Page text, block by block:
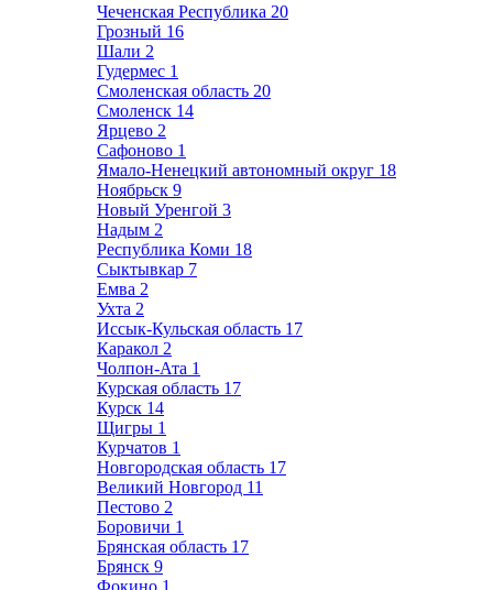
Чеченская Республика 20
Грозный 16
Шали 2
Гудермес 1
Смоленская область 20
Смоленск 14
Ярцево 2
Сафоново 1
Ямало-Ненецкий автономный округ 18
Ноябрьск 9
Новый Уренгой 3
Надым 2
Республика Коми 18
Сыктывкар 7
Емва 2
Ухта 2
Иссык-Кульская область 17
Каракол 2
Чолпон-Ата 1
Курская область 17
Курск 14
Щигры 1
Курчатов 1
Новгородская область 17
Великий Новгород 11
Пестово 2
Боровичи 1
Брянская область 17
Брянск 9
Фокино 1